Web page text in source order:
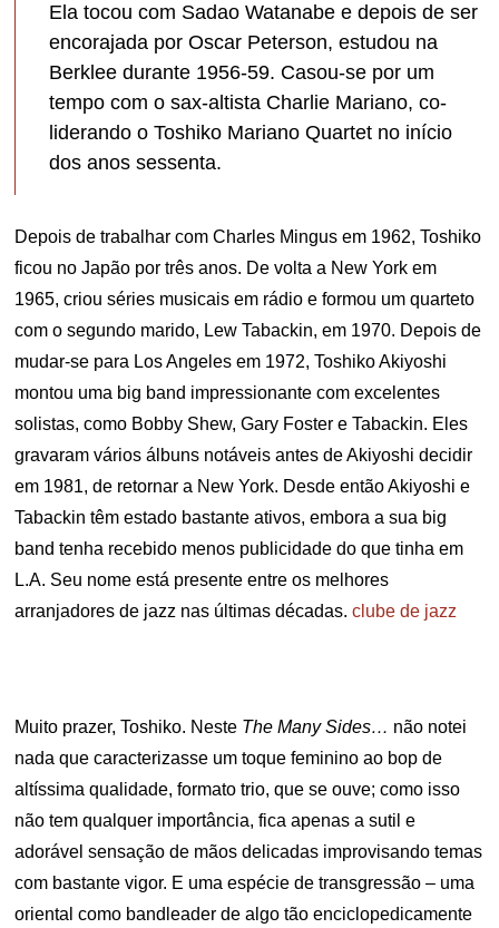
Ela tocou com Sadao Watanabe e depois de ser
encorajada por Oscar Peterson, estudou na
Berklee durante 1956-59. Casou-se por um
tempo com o sax-altista Charlie Mariano, co-
liderando o Toshiko Mariano Quartet no início
dos anos sessenta.
Depois de trabalhar com Charles Mingus em 1962, Toshiko
ficou no Japão por três anos. De volta a New York em
1965, criou séries musicais em rádio e formou um quarteto
com o segundo marido, Lew Tabackin, em 1970. Depois de
mudar-se para Los Angeles em 1972, Toshiko Akiyoshi
montou uma big band impressionante com excelentes
solistas, como Bobby Shew, Gary Foster e Tabackin. Eles
gravaram vários álbuns notáveis antes de Akiyoshi decidir
em 1981, de retornar a New York. Desde então Akiyoshi e
Tabackin têm estado bastante ativos, embora a sua big
band tenha recebido menos publicidade do que tinha em
L.A. Seu nome está presente entre os melhores
arranjadores de jazz nas últimas décadas.clube de jazz
Muito prazer, Toshiko. Neste The Many Sides… não notei
nada que caracterizasse um toque feminino ao bop de
altíssima qualidade, formato trio, que se ouve; como isso
não tem qualquer importância, fica apenas a sutil e
adorável sensação de mãos delicadas improvisando temas
com bastante vigor. E uma espécie de transgressão – uma
oriental como bandleader de algo tão enciclopedicamente